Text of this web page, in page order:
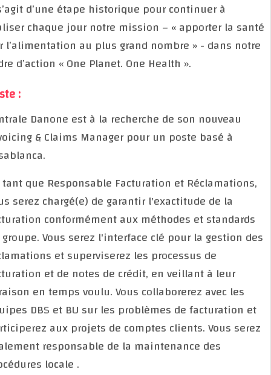
Il s’agit d’une étape historique pour continuer à
réaliser chaque jour notre mission – « apporter la
par l’alimentation au plus grand nombre » - dans
cadre d’action « One Planet. One Health ».
Poste :
Centrale Danone est à la recherche de son nouveau
Invoicing & Claims Manager pour un poste basé à
Casablanca.
En tant que Responsable Facturation et
vous serez chargé(e) de garantir l'exactitude de la
facturation conformément aux méthodes et
du groupe. Vous serez l'interface clé pour la gestion
réclamations et superviserez les processus de
facturation et de notes de crédit, en veillant à leur
livraison en temps voulu. Vous collaborerez avec les
équipes DBS et BU sur les problèmes de facturation
participerez aux projets de comptes clients. Vous
également responsable de la maintenance des
procédures locale .